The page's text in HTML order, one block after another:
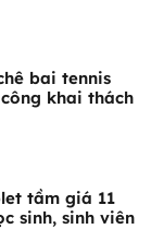
bai tennis
khai thách
tầm giá 11
sinh, sinh viên